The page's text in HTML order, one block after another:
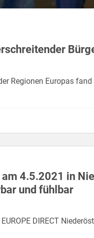
Regionen Europas
4.5.2021 in
und fühlbar
DIRECT